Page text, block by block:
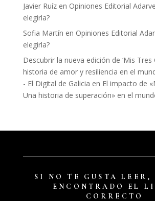
Javier Ruízen Opiniones Editorial
elegirla?
Sofia Martín en Opiniones Editorial
elegirla?
Descubrir la nueva edición de ‘Mis Tres
historia de amor y resiliencia en el
- El Digital de Galicia en El impacto de
Una historia de superación» en el
SI NO TE GUSTA LEER,
ENCONTRADO EL
CORRECTO